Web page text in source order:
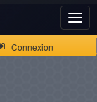
Connexion